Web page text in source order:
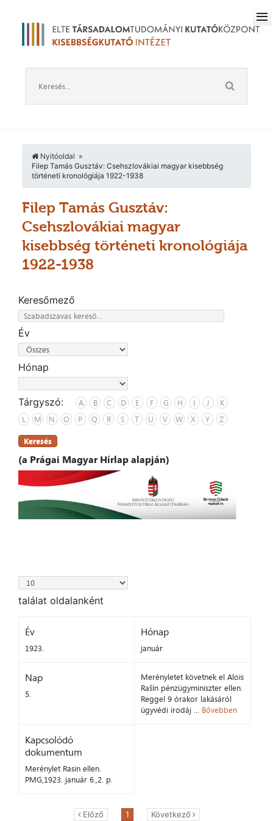
Nyitóoldal
Filep Tamás Gusztáv: Csehszlovákiai magyar kisebbség
történeti kronológiája 1922-1938
Filep Tamás Gusztáv:
Csehszlovákiai magyar
kisebbség történeti kronológiája
1922-1938
Keresőmező
Év
Hónap
Tárgyszó: A B C D E F G H I J
K
L
M N O P Q R S T U V W X Y Z
Keresés
(a Prágai Magyar Hírlap alapján)
találat oldalanként
Év
1923.
Hónap
január
Nap
5.
Merényletet követnek el Alois
Rašín pénzügyminiszter ellen.
Reggel 9 órakor lakásáról
ügyvédi irodáj ... Bővebben
Kapcsolódó
dokumentum
Merénylet Rasin ellen.
PMG,1923. január 6.,2. p.
Előző 1 Következő